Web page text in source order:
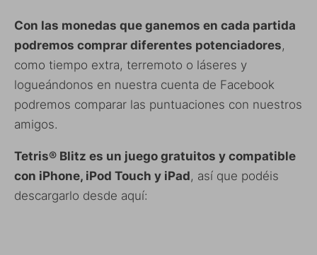
Con las monedas que ganemos en cada partida
podremos comprar diferentes potenciadores,
como tiempo extra, terremoto o láseres y
logueándonos en nuestra cuenta de Facebook
podremos comparar las puntuaciones con nuestros
amigos.
Tetris® Blitz es un juego gratuitos y compatible
con iPhone, iPod Touch y iPad, así que podéis
descargarlo desde aquí: